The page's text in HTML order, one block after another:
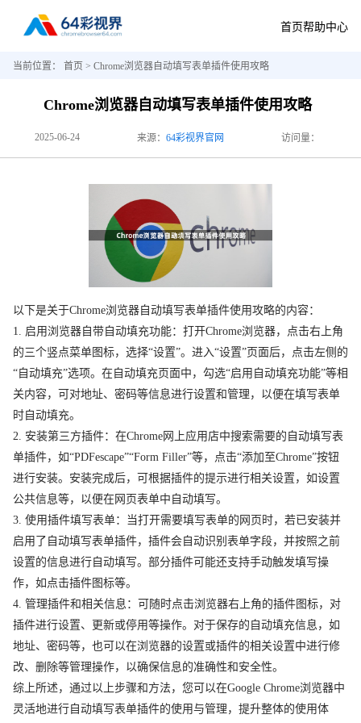
首页帮助中心
当前位置： 首页 > Chrome浏览器自动填写表单插件使用攻略
Chrome浏览器自动填写表单插件使用攻略
2025-06-24 来源： 64彩视界官网 访问量：
以下是关于Chrome浏览器自动填写表单插件使用攻略的内容：
1. 启用浏览器自带自动填充功能：打开Chrome浏览器，点击右上角
的三个竖点菜单图标，选择“设置”。进入“设置”页面后，点击左侧的
“自动填充”选项。在自动填充页面中，勾选“启用自动填充功能”等相
关内容，可对地址、密码等信息进行设置和管理，以便在填写表单
时自动填充。
2. 安装第三方插件：在Chrome网上应用店中搜索需要的自动填写表
单插件，如“PDFescape”“Form Filler”等，点击“添加至Chrome”按钮
进行安装。安装完成后，可根据插件的提示进行相关设置，如设置
公共信息等，以便在网页表单中自动填写。
3. 使用插件填写表单：当打开需要填写表单的网页时，若已安装并
启用了自动填写表单插件，插件会自动识别表单字段，并按照之前
设置的信息进行自动填写。部分插件可能还支持手动触发填写操
作，如点击插件图标等。
4. 管理插件和相关信息：可随时点击浏览器右上角的插件图标，对
插件进行设置、更新或停用等操作。对于保存的自动填充信息，如
地址、密码等，也可以在浏览器的设置或插件的相关设置中进行修
改、删除等管理操作，以确保信息的准确性和安全性。
综上所述，通过以上步骤和方法，您可以在Google Chrome浏览器中
灵活地进行自动填写表单插件的使用与管理，提升整体的使用体